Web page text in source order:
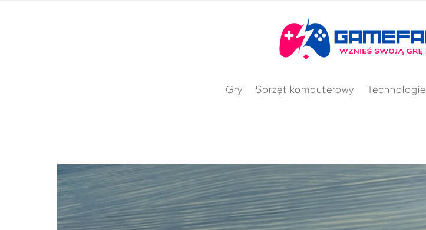
Gry Sprzęt komputerowy Technologie